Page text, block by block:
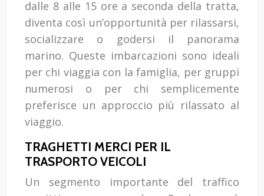
dalle 8 alle 15 ore a seconda della tratta,
diventa così un’opportunità per rilassarsi,
socializzare o godersi il panorama
marino. Queste imbarcazioni sono ideali
per chi viaggia con la famiglia, per gruppi
numerosi o per chi semplicemente
preferisce un approccio più rilassato al
viaggio.
TRAGHETTI MERCI PER IL
TRASPORTO VEICOLI
Un segmento importante del traffico